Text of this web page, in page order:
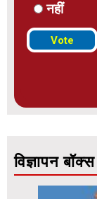
नहीं
विज्ञापन बॉक्स